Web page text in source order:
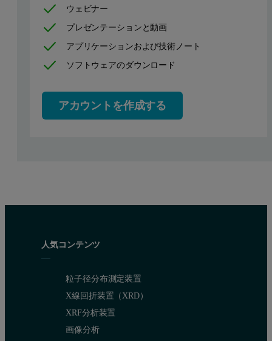
ウェビナー
プレゼンテーションと動画
アプリケーションおよび技術ノート
ソフトウェアのダウンロード
アカウントを作成する
人気コンテンツ
粒子径分布測定装置
X線回折装置（XRD）
XRF分析装置
画像分析